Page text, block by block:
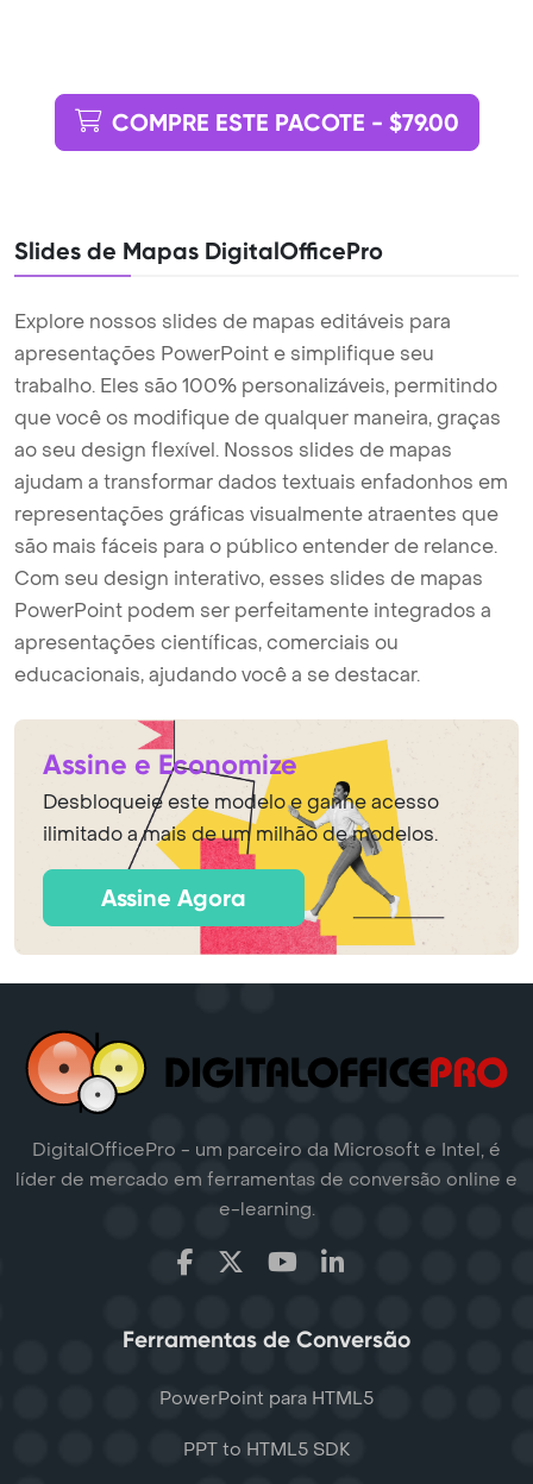
COMPRE ESTE PACOTE - $79.00
Slides de Mapas DigitalOfficePro
Explore nossos slides de mapas editáveis para
apresentações PowerPoint e simplifique seu
trabalho. Eles são 100% personalizáveis, permitindo
que você os modifique de qualquer maneira, graças
ao seu design flexível. Nossos slides de mapas
ajudam a transformar dados textuais enfadonhos em
representações gráficas visualmente atraentes que
são mais fáceis para o público entender de relance.
Com seu design interativo, esses slides de mapas
PowerPoint podem ser perfeitamente integrados a
apresentações científicas, comerciais ou
educacionais, ajudando você a se destacar.
Assine e Economize
Desbloqueie este modelo e ganhe acesso
ilimitado a mais de um milhão de modelos.
Assine Agora
DigitalOfficePro - um parceiro da Microsoft e Intel, é
líder de mercado em ferramentas de conversão online e
e-learning.
Ferramentas de Conversão
PowerPoint para HTML5
PPT to HTML5 SDK